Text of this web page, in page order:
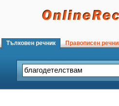
Тълковен речник Правописен